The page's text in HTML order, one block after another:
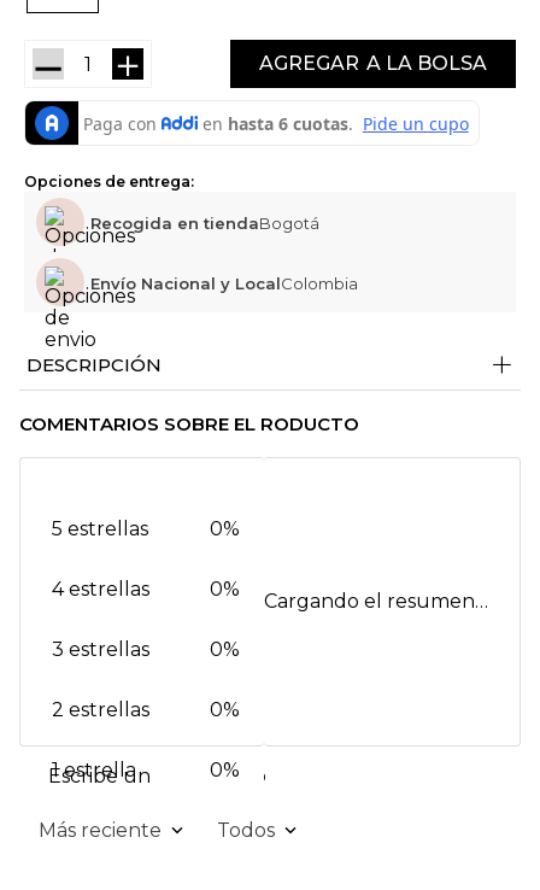
＋
－ AGREGAR
Opciones de entrega:
Recogida en tiendaBogotá
Envío Nacional y LocalColombia
DESCRIPCIÓN +
COMENTARIOS SOBRE EL RODUCTO
Cargando el resumen…
5 estrellas 0%
4 estrellas 0%
3 estrellas 0%
2 estrellas 0%
1 estrella 0%
Escribe un comentario
Más reciente Todos